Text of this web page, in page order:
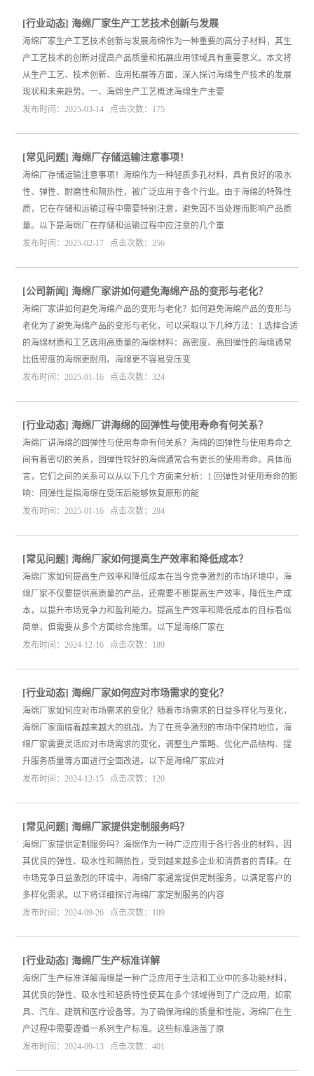
[行业动态]海绵厂家生产工艺技术创新与发展
海绵厂家生产工艺技术创新与发展海绵作为一种重要的高分子材料，其生
产工艺技术的创新对提高产品质量和拓展应用领域具有重要意义。本文将
从生产工艺、技术创新、应用拓展等方面，深入探讨海绵生产技术的发展
现状和未来趋势。一、海绵生产工艺概述海绵生产主要
发布时间：2025-03-14 点击次数：175
[常见问题]海绵厂存储运输注意事项！
海绵厂存储运输注意事项！海绵作为一种轻质多孔材料，具有良好的吸水
性、弹性、耐磨性和隔热性，被广泛应用于各个行业。由于海绵的特殊性
质，它在存储和运输过程中需要特别注意，避免因不当处理而影响产品质
量。以下是海绵厂在存储和运输过程中应注意的几个重
发布时间：2025-02-17 点击次数：256
[公司新闻]海绵厂家讲如何避免海绵产品的变形与老化？
海绵厂家讲如何避免海绵产品的变形与老化？如何避免海绵产品的变形与
老化为了避免海绵产品的变形与老化，可以采取以下几种方法：1.选择合适
的海绵材质和工艺选用高质量的海绵材料：高密度、高回弹性的海绵通常
比低密度的海绵更耐用。海绵更不容易受压变
发布时间：2025-01-16 点击次数：324
[行业动态]海绵厂讲海绵的回弹性与使用寿命有何关系？
海绵厂讲海绵的回弹性与使用寿命有何关系？海绵的回弹性与使用寿命之
间有着密切的关系，回弹性较好的海绵通常会有更长的使用寿命。具体而
言，它们之间的关系可以从以下几个方面来分析：1.回弹性对使用寿命的影
响：回弹性是指海绵在受压后能够恢复原形的能
发布时间：2025-01-16 点击次数：284
[常见问题]海绵厂家如何提高生产效率和降低成本？
海绵厂家如何提高生产效率和降低成本在当今竞争激烈的市场环境中，海
绵厂家不仅要提供高质量的产品，还需要不断提高生产效率，降低生产成
本，以提升市场竞争力和盈利能力。提高生产效率和降低成本的目标看似
简单，但需要从多个方面综合施策。以下是海绵厂家在
发布时间：2024-12-16 点击次数：189
[行业动态]海绵厂家如何应对市场需求的变化？
海绵厂家如何应对市场需求的变化？随着市场需求的日益多样化与变化，
海绵厂家面临着越来越大的挑战。为了在竞争激烈的市场中保持地位，海
绵厂家需要灵活应对市场需求的变化，调整生产策略、优化产品结构、提
升服务质量等方面进行全面改进。以下是海绵厂家应对
发布时间：2024-12-15 点击次数：120
[常见问题]海绵厂家提供定制服务吗？
海绵厂家提供定制服务吗？海绵作为一种广泛应用于各行各业的材料，因
其优良的弹性、吸水性和隔热性，受到越来越多企业和消费者的青睐。在
市场竞争日益激烈的环境中，海绵厂家通常提供定制服务，以满足客户的
多样化需求。以下将详细探讨海绵厂家定制服务的内容
发布时间：2024-09-26 点击次数：109
[行业动态]海绵厂生产标准详解
海绵厂生产标准详解海绵是一种广泛应用于生活和工业中的多功能材料，
其优良的弹性、吸水性和轻质特性使其在多个领域得到了广泛应用，如家
具、汽车、建筑和医疗设备等。为了确保海绵的质量和性能，海绵厂在生
产过程中需要遵循一系列生产标准。这些标准涵盖了原
发布时间：2024-09-13 点击次数：401